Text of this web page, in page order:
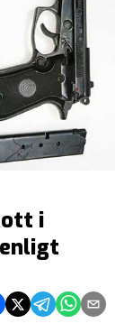
i
på Facebook
Dela på Twitter
Dela påDela på
Dela